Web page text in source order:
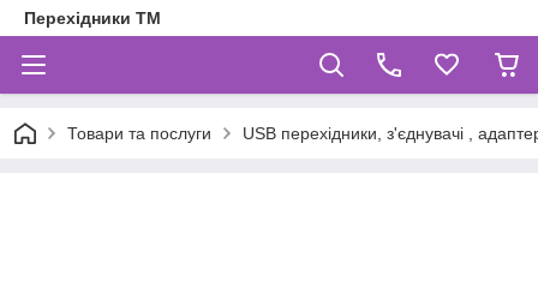
Перехідники ТМ
Товари та послуги USB перехідники, з'єднувачі ,